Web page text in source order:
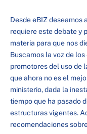
Desde eBIZ deseamos
requiere este debate y
materia para que nos
Buscamos la voz de
promotores del uso de
que ahora no es el
ministerio, dada la
tiempo que ha pasado
estructuras vigentes.
recomendaciones